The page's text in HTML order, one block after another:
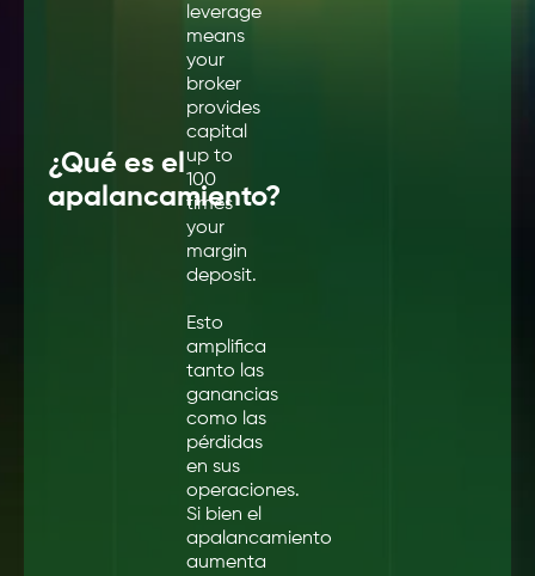
¿Qué es el
apalancamiento?
leverage
means
your
broker
provides
capital
up to
100
times
your
margin
deposit.
Esto
amplifica
tanto las
ganancias
como las
pérdidas
en sus
operaciones.
Si bien el
apalancamiento
aumenta